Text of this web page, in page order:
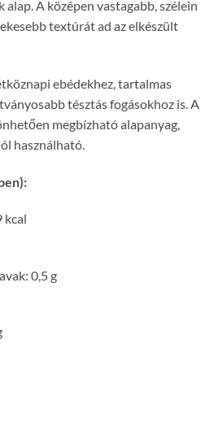
A középen vastagabb, szélein
textúrát ad az elkészült
ebédekhez, tartalmas
tésztás fogásokhoz is. A
megbízható alapanyag,
használható.
kcal
0,5 g